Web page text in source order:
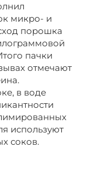
микро- и
порошка
пачки
отмечают
в воде
используют
соков.